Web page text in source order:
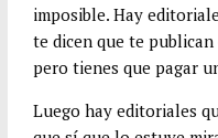
imposible. Hay
te dicen que te
pero tienes que pagar
Luego hay editoriales